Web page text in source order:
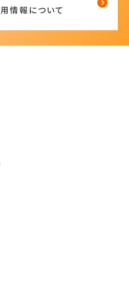
情報について